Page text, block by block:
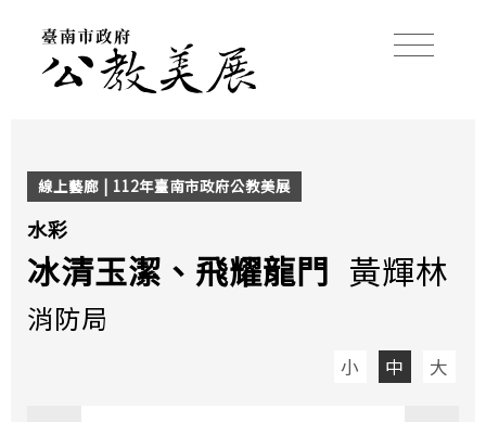
線上藝廊 | 112年臺南市政府公教美展
水彩
冰清玉潔、飛耀龍門 黃輝林
消防局
小 中 大